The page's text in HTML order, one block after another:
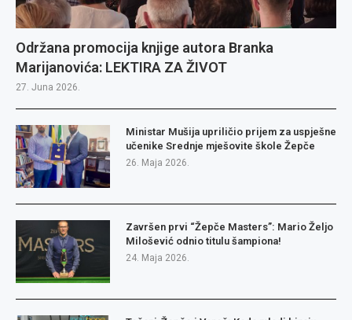
Održana promocija knjige autora Branka
Marijanovića: LEKTIRA ZA ŽIVOT
27. Juna 2026.
Ministar Mušija upriličio prijem za uspješne
učenike Srednje mješovite škole Žepče
26. Maja 2026.
Završen prvi “Žepče Masters”: Mario Željo
Milošević odnio titulu šampiona!
24. Maja 2026.